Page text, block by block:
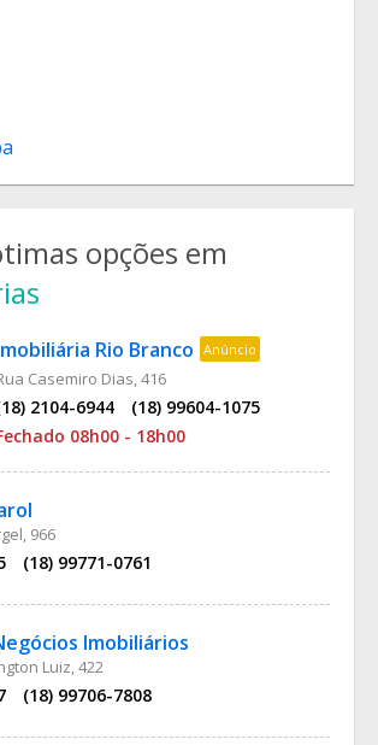
opções em
Rio Branco Anúncio
Casemiro Dias, 416
2104-6944
(18) 99604-1075
08h00 - 18h00
966
(18) 99771-0761
Imobiliários
Luiz, 422
(18) 99706-7808